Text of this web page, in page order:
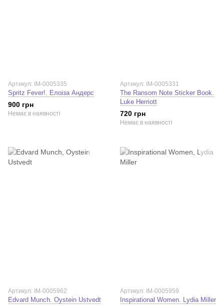
Артикул: IM-0005335
Spritz Fever!. Елоіза Андерс
900 грн
Немає в наявності
Артикул: IM-0005331
The Ransom Note Sticker Book.
Luke Herriott
720 грн
Немає в наявності
Артикул: IM-0005962
Edvard Munch. Oystein Ustvedt
Артикул: IM-0005959
Inspirational Women. Lydia Miller